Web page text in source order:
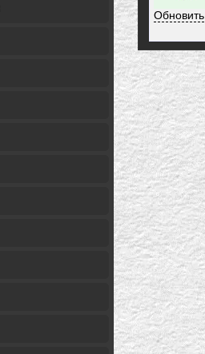
Обновить